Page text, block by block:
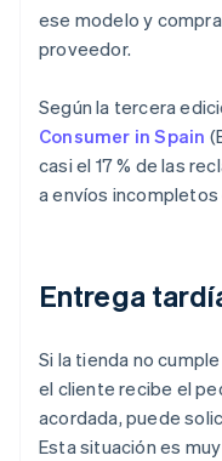
ese modelo y
proveedor.
Según la tercera
Consumer in Spain (
casi el 17 % de las
a envíos
Entrega
Si la tienda no
el cliente recibe el
acordada, puede
Esta situación es